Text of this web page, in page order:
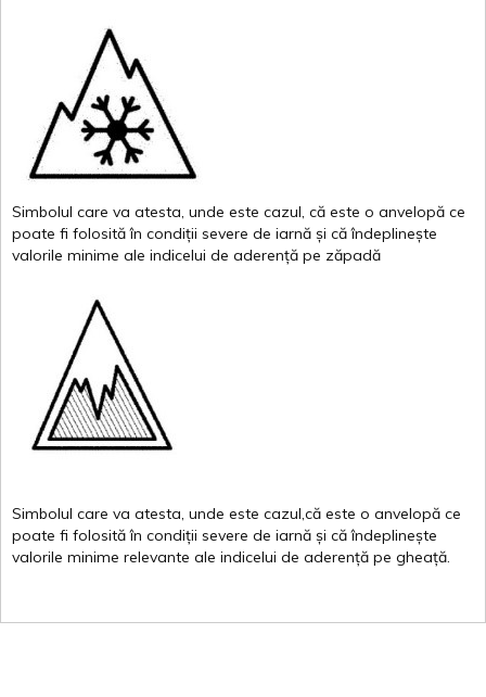
Simbolul care va atesta, unde este cazul, că este o anvelopă ce
poate fi folosită în condiții severe de iarnă și că îndeplinește
valorile minime ale indicelui de aderență pe zăpadă
Simbolul care va atesta, unde este cazul,că este o anvelopă ce
poate fi folosită în condiții severe de iarnă și că îndeplinește
valorile minime relevante ale indicelui de aderență pe gheață.